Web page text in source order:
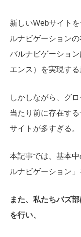
新しいWebサイト
ルナビゲーション
バルナビゲーショ
エンス）を実現する
しかしながら、グ
当たり前に存在す
サイトが多すぎる。
本記事では、基本
ルナビゲーション
また、私たちバズ
を行い、